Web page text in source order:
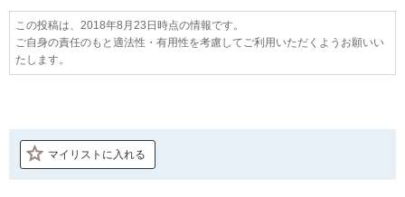
この投稿は、2018年8月23日時点の情報です。
ご自身の責任のもと適法性・有用性を考慮してご利用いただくようお願いい
たします。
マイリストに入れる